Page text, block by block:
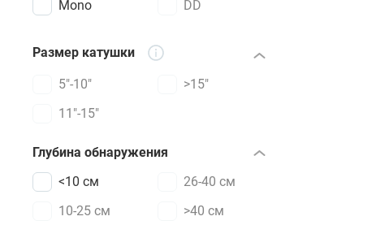
Mono DD
Размер катушки
5"-10"
11"-15"
>15"
Глубина обнаружения
<10 см
10-25 см
26-40 см
>40 см